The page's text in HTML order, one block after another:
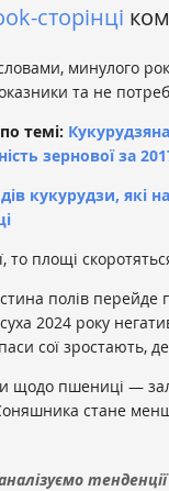
сторінці
минулого
та не
темі:
зернової за
кукурудзи, які
то площі
полів перейде
2024 року
сої зростають,
щодо пшениці —
стане